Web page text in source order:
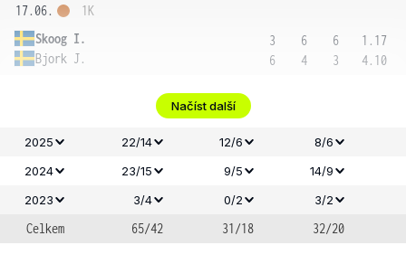
17.06.
Skoog I.
Bjork J.
1K
3
6
6
4
6
3
1.17
4.10
Načíst další
2025 22/14 12/6 8/6
2024
23/15 9/5
14/9
2023
3/4 0/2 3/2
Celkem 65/42 31/18 32/20